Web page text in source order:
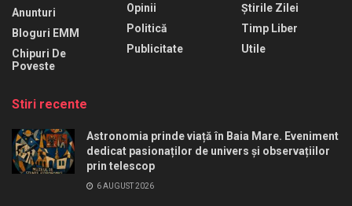
Anunturi
Bloguri EMM
Chipuri De
Poveste
Opinii
Politică
Publicitate
Știrile Zilei
Timp Liber
Utile
Stiri recente
Astronomia prinde viață în Baia Mare. Eveniment
dedicat pasionaților de univers și observațiilor
prin telescop
6 AUGUST 2026